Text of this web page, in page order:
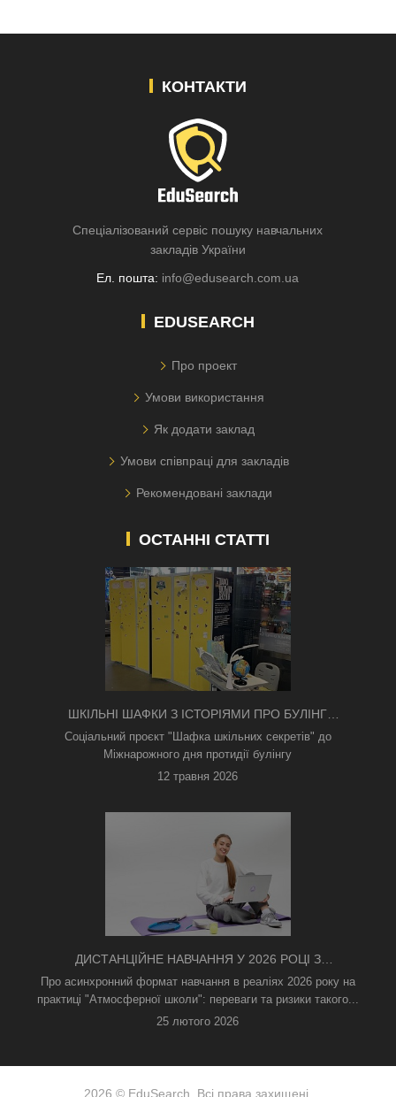
КОНТАКТИ
Спеціалізований сервіс пошуку навчальних
закладів України
Ел. пошта: info@edusearch.com.ua
EDUSEARCH
Про проект
Умови використання
Як додати заклад
Умови співпраці для закладів
Рекомендовані заклади
ОСТАННІ СТАТТІ
ШКІЛЬНІ ШАФКИ З ІСТОРІЯМИ ПРО БУЛІНГ
З'ЯВИЛИСЯ В КИЄВІ
Соціальний проєкт "Шафка шкільних секретів" до
Міжнарожного дня протидії булінгу
12 травня 2026
ДИСТАНЦІЙНЕ НАВЧАННЯ У 2026 РОЦІ З
ТРИВОГАМИ ТА БЕЗ СВІТЛА: ЯК АСИНХРОННИЙ
ФОРМАТ РЯТУЄ ОСВІТНІЙ ПРОЦЕС
Про асинхронний формат навчання в реаліях 2026 року на
практиці "Атмосферної школи": переваги та ризики такого...
25 лютого 2026
2026 © EduSearch. Всі права захищені.